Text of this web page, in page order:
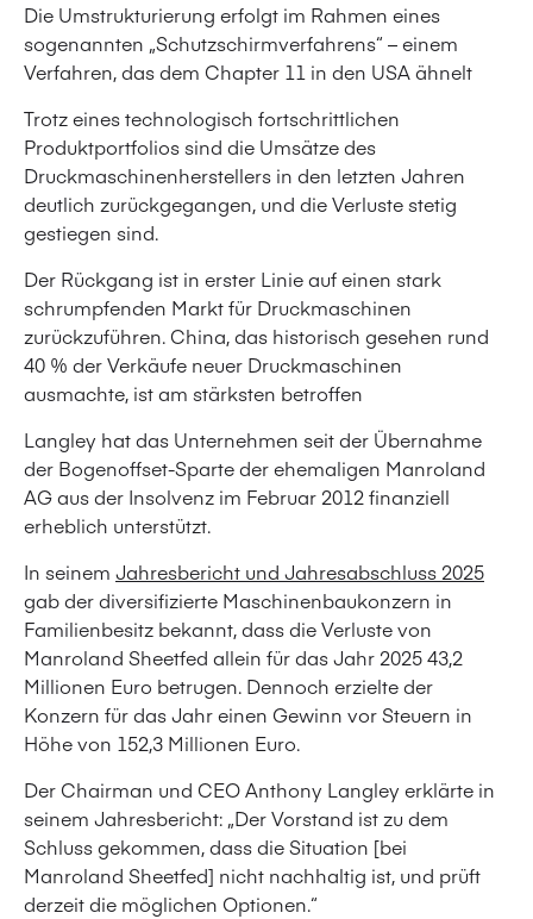
Die Umstrukturierung erfolgt im Rahmen eines
sogenannten „Schutzschirmverfahrens“ – einem
Verfahren, das dem Chapter 11 in den USA ähnelt
Trotz eines technologisch fortschrittlichen
Produktportfolios sind die Umsätze des
Druckmaschinenherstellers in den letzten Jahren
deutlich zurückgegangen, und die Verluste stetig
gestiegen sind.
Der Rückgang ist in erster Linie auf einen stark
schrumpfenden Markt für Druckmaschinen
zurückzuführen. China, das historisch gesehen rund
40 % der Verkäufe neuer Druckmaschinen
ausmachte, ist am stärksten betroffen
Langley hat das Unternehmen seit der Übernahme
der Bogenoffset-Sparte der ehemaligen Manroland
AG aus der Insolvenz im Februar 2012 finanziell
erheblich unterstützt.
In seinem Jahresbericht und Jahresabschluss 2025
gab der diversifizierte Maschinenbaukonzern in
Familienbesitz bekannt, dass die Verluste von
Manroland Sheetfed allein für das Jahr 2025 43,2
Millionen Euro betrugen. Dennoch erzielte der
Konzern für das Jahr einen Gewinn vor Steuern in
Höhe von 152,3 Millionen Euro.
Der Chairman und CEO Anthony Langley erklärte in
seinem Jahresbericht: „Der Vorstand ist zu dem
Schluss gekommen, dass die Situation [bei
Manroland Sheetfed] nicht nachhaltig ist, und prüft
derzeit die möglichen Optionen.“